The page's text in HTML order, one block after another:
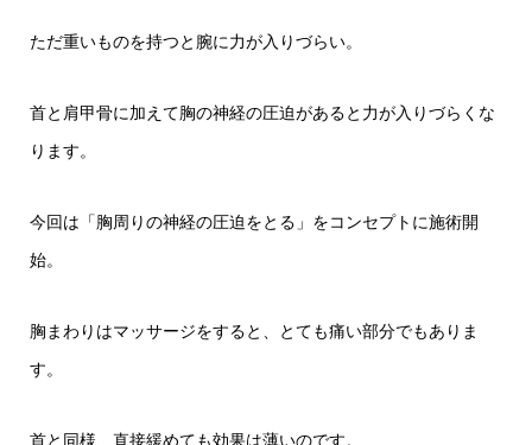
ただ重いものを持つと腕に力が入りづらい。
首と肩甲骨に加えて胸の神経の圧迫があると力が入りづらくな
ります。
今回は「胸周りの神経の圧迫をとる」をコンセプトに施術開
始。
胸まわりはマッサージをすると、とても痛い部分でもありま
す。
首と同様、直接緩めても効果は薄いのです。